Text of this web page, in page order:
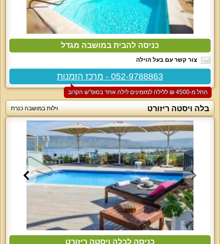
כניסה להבית במושבה מגדל
צור קשר עם בעל הוילה
052-9788863 - מרכז הזמנות
החל מ-‏4500 ₪ ללילה למזמינים לילה אחד בסופ"ש הקרוב
בלה ויסטה ריזורט וילות במושבה כנרת
כניסה לבלה ויסטה ריזורט